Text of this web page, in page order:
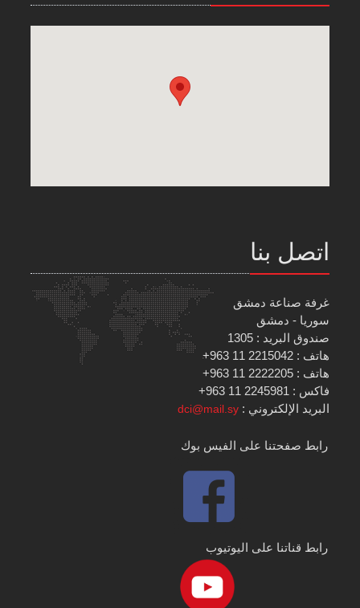
اتصل بنا
غرفة صناعة دمشق
سوريا - دمشق
صندوق البريد : 1305
هاتف : 2215042 11 963+
هاتف : 2222205 11 963+
فاكس : 2245981 11 963+
البريد الإلكتروني :dci@mail.sy
رابط صفحتنا على الفيس بوك
رابط قناتنا على اليوتيوب